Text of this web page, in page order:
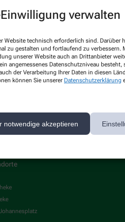
verwalten
Website technisch erforderlich sind. Darüber
zu gestalten und fortlaufend zu verbessern.
unserer Website auch an Drittanbieter
angemessenes Datenschutzniveau besteht,
der Verarbeitung Ihrer Daten in diesen
können Sie unserer Datenschutzerklärung
notwendige akzeptieren
Welcome to
start writing!
Mehr Lesen